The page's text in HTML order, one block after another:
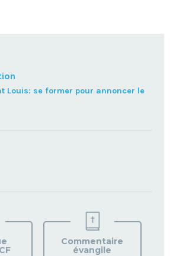
Louis: se former pour annoncer le
VOTRE
PAROISSE
Commentaire
évangile